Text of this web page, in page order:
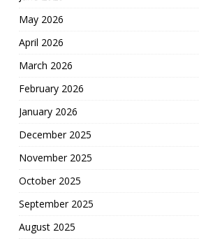
May 2026
April 2026
March 2026
February 2026
January 2026
December 2025
November 2025
October 2025
September 2025
August 2025